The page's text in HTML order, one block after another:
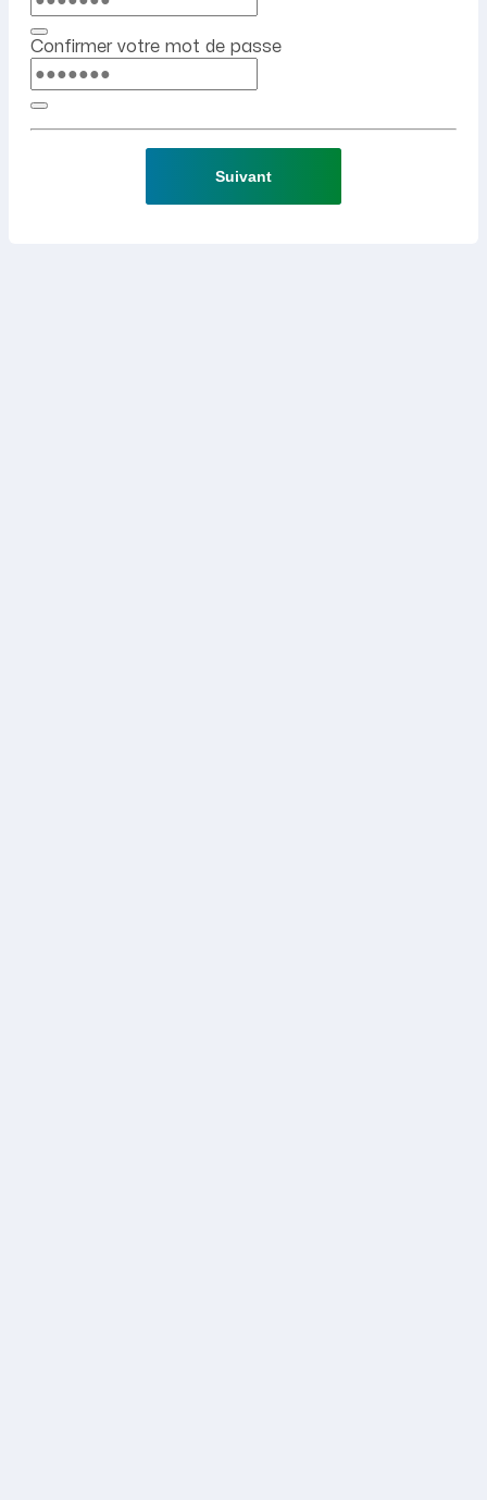
Confirmer votre mot de passe
Suivant